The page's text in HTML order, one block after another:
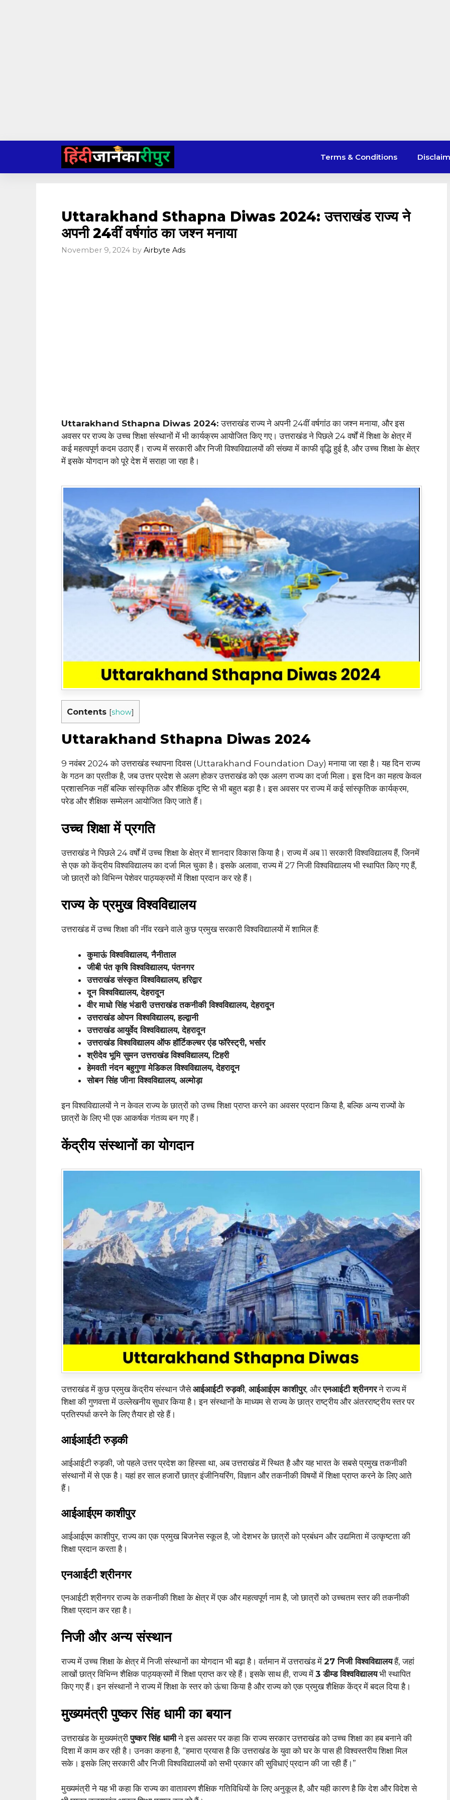
content
Terms & Conditions
Uttarakhand Sthapna Diwas 2024: उत्तराखंड राज्य ने
अपनी 24वीं वर्षगांठ का जश्न मनाया
November 9, 2024 by Airbyte Ads
Uttarakhand Sthapna Diwas 2024:उत्तराखंड राज्य ने अपनी 24वीं वर्षगांठ का जश्न मनाया, और इस
अवसर पर राज्य के उच्च शिक्षा संस्थानों में भी कार्यक्रम आयोजित किए गए। उत्तराखंड ने पिछले 24 वर्षों में शिक्षा के क्षेत्र में
कई महत्वपूर्ण कदम उठाए हैं। राज्य में सरकारी और निजी विश्वविद्यालयों की संख्या में काफी वृद्धि हुई है, और उच्च शिक्षा के क्षेत्र
में इसके योगदान को पूरे देश में सराहा जा रहा है।
Contents [show]
Uttarakhand Sthapna Diwas 2024
9 नवंबर 2024 को उत्तराखंड स्थापना दिवस (Uttarakhand Foundation Day) मनाया जा रहा है। यह दिन राज्य
के गठन का प्रतीक है, जब उत्तर प्रदेश से अलग होकर उत्तराखंड को एक अलग राज्य का दर्जा मिला। इस दिन का महत्व केवल
प्रशासनिक नहीं बल्कि सांस्कृतिक और शैक्षिक दृष्टि से भी बहुत बड़ा है। इस अवसर पर राज्य में कई सांस्कृतिक कार्यक्रम,
परेड और शैक्षिक सम्मेलन आयोजित किए जाते हैं।
उच्च शिक्षा में प्रगति
उत्तराखंड ने पिछले 24 वर्षों में उच्च शिक्षा के क्षेत्र में शानदार विकास किया है। राज्य में अब 11 सरकारी विश्वविद्यालय हैं, जिनमें
से एक को केंद्रीय विश्वविद्यालय का दर्जा मिल चुका है। इसके अलावा, राज्य में 27 निजी विश्वविद्यालय भी स्थापित किए गए हैं,
जो छात्रों को विभिन्न पेशेवर पाठ्यक्रमों में शिक्षा प्रदान कर रहे हैं।
राज्य के प्रमुख विश्वविद्यालय
उत्तराखंड में उच्च शिक्षा की नींव रखने वाले कुछ प्रमुख सरकारी विश्वविद्यालयों में शामिल हैं:
कुमाऊं विश्वविद्यालय, नैनीताल
जीबी पंत कृषि विश्वविद्यालय, पंतनगर
उत्तराखंड संस्कृत विश्वविद्यालय, हरिद्वार
दून विश्वविद्यालय, देहरादून
वीर माधो सिंह भंडारी उत्तराखंड तकनीकी विश्वविद्यालय, देहरादून
उत्तराखंड ओपन विश्वविद्यालय, हल्द्वानी
उत्तराखंड आयुर्वेद विश्वविद्यालय, देहरादून
उत्तराखंड विश्वविद्यालय ऑफ हॉर्टिकल्चर एंड फॉरेस्ट्री, भर्सार
श्रीदेव भूमि सुमन उत्तराखंड विश्वविद्यालय, टिहरी
हेमवती नंदन बहुगुणा मेडिकल विश्वविद्यालय, देहरादून
सोबन सिंह जीना विश्वविद्यालय, अल्मोड़ा
इन विश्वविद्यालयों ने न केवल राज्य के छात्रों को उच्च शिक्षा प्राप्त करने का अवसर प्रदान किया है, बल्कि अन्य राज्यों के
छात्रों के लिए भी एक आकर्षक गंतव्य बन गए हैं।
केंद्रीय संस्थानों का योगदान
उत्तराखंड में कुछ प्रमुख केंद्रीय संस्थान जैसेआईआईटी रुड़की, आईआईएम काशीपुर, औरएनआईटी श्रीनगरने राज्य में
शिक्षा की गुणवत्ता में उल्लेखनीय सुधार किया है। इन संस्थानों के माध्यम से राज्य के छात्र राष्ट्रीय और अंतरराष्ट्रीय स्तर पर
प्रतिस्पर्धा करने के लिए तैयार हो रहे हैं।
आईआईटी रुड़की
आईआईटी रुड़की, जो पहले उत्तर प्रदेश का हिस्सा था, अब उत्तराखंड में स्थित है और यह भारत के सबसे प्रमुख तकनीकी
संस्थानों में से एक है। यहां हर साल हजारों छात्र इंजीनियरिंग, विज्ञान और तकनीकी विषयों में शिक्षा प्राप्त करने के लिए आते
हैं।
आईआईएम काशीपुर
आईआईएम काशीपुर, राज्य का एक प्रमुख बिजनेस स्कूल है, जो देशभर के छात्रों को प्रबंधन और उद्यमिता में उत्कृष्टता की
शिक्षा प्रदान करता है।
एनआईटी श्रीनगर
एनआईटी श्रीनगर राज्य के तकनीकी शिक्षा के क्षेत्र में एक और महत्वपूर्ण नाम है, जो छात्रों को उच्चतम स्तर की तकनीकी
शिक्षा प्रदान कर रहा है।
निजी और अन्य संस्थान
राज्य में उच्च शिक्षा के क्षेत्र में निजी संस्थानों का योगदान भी बढ़ा है। वर्तमान में उत्तराखंड में 27 निजी विश्वविद्यालयहैं, जहां
लाखों छात्र विभिन्न शैक्षिक पाठ्यक्रमों में शिक्षा प्राप्त कर रहे हैं। इसके साथ ही, राज्य में 3 डीम्ड विश्वविद्यालयभी स्थापित
किए गए हैं। इन संस्थानों ने राज्य में शिक्षा के स्तर को ऊंचा किया है और राज्य को एक प्रमुख शैक्षिक केंद्र में बदल दिया है।
मुख्यमंत्री पुष्कर सिंह धामी का बयान
उत्तराखंड के मुख्यमंत्रीपुष्कर सिंह धामीने इस अवसर पर कहा कि राज्य सरकार उत्तराखंड को उच्च शिक्षा का हब बनाने की
दिशा में काम कर रही है। उनका कहना है, “हमारा प्रयास है कि उत्तराखंड के युवा को घर के पास ही विश्वस्तरीय शिक्षा मिल
सके। इसके लिए सरकारी और निजी विश्वविद्यालयों को सभी प्रकार की सुविधाएं प्रदान की जा रही हैं।”
मुख्यमंत्री ने यह भी कहा कि राज्य का वातावरण शैक्षिक गतिविधियों के लिए अनुकूल है, और यही कारण है कि देश और विदेश से